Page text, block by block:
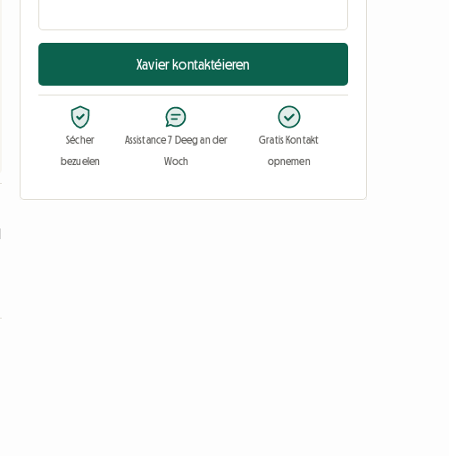
Xavier kontaktéieren
Sécher
bezuelen
Assistance 7 Deeg an der
Woch
Gratis Kontakt
opnemen